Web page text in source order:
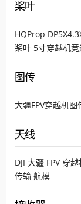
桨叶
HQProp
桨叶 5寸穿越机
图传
大疆FPV穿越机图
天线
DJI 大疆 FPV 穿
传输 航模